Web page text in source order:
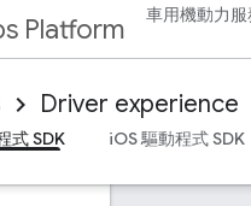
Platform 車用機動力服
Driver experience
式 SDK iOS 驅動程式 SDK